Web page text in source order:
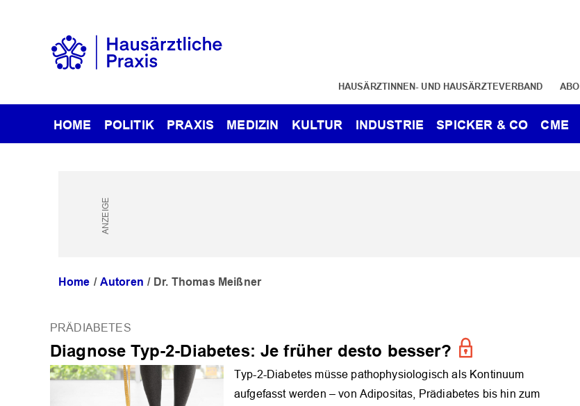
HAUSÄRZTINNEN- UND HAUSÄRZTEVERBAND ABO
HOME POLITIK PRAXIS MEDIZIN KULTUR INDUSTRIE SPICKER & CO CME
Home Autoren Dr. Thomas Meißner
PRÄDIABETES
Diagnose Typ-2-Diabetes: Je früher desto besser?
Typ-2-Diabetes müsse pathophysiologisch als Kontinuum
aufgefasst werden – von Adipositas, Prädiabetes bis hin zum